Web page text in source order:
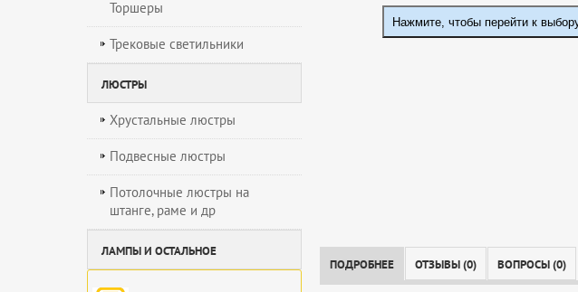
Торшеры
Трековые светильники
ЛЮСТРЫ
Хрустальные люстры
Подвесные люстры
Потолочные люстры на
штанге, раме и др
ЛАМПЫ И ОСТАЛЬНОЕ
Нажмите, чтобы перейти к
ПОДРОБНЕЕ ОТЗЫВЫ (0) ВОПРОСЫ (0)